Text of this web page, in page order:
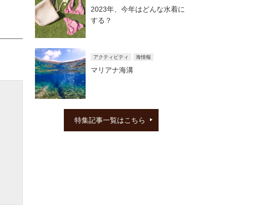
2023年、今年はどんな水着に
する？
アクティビティ 海情報
マリアナ海溝
特集記事一覧はこちら